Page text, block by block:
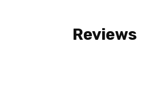
Reviews